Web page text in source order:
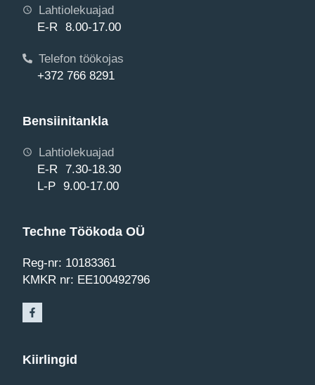
Lahtiolekuajad
E-R 8.00-17.00
Telefon töökojas
+372 766 8291
Bensiinitankla
Lahtiolekuajad
E-R 7.30-18.30
L-P 9.00-17.00
Techne Töökoda OÜ
Reg-nr: 10183361
KMKR nr: EE100492796
Kiirlingid